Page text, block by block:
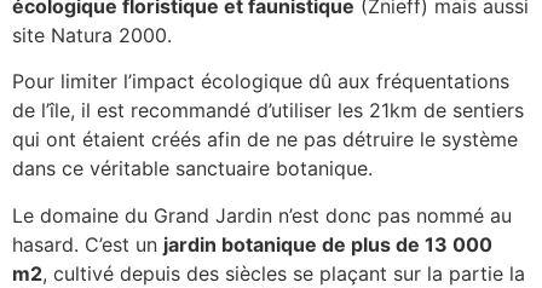
écologique floristique et faunistique (Znieff) mais aussi
site Natura 2000.
Pour limiter l’impact écologique dû aux fréquentations
de l’île, il est recommandé d’utiliser les 21km de sentiers
qui ont étaient créés afin de ne pas détruire le système
dans ce véritable sanctuaire botanique.
Le domaine du Grand Jardin n’est donc pas nommé au
hasard. C’est un jardin botanique de plus de 13 000
m2, cultivé depuis des siècles se plaçant sur la partie la